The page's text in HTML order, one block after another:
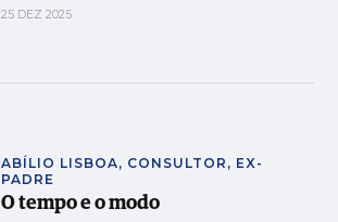
25 DEZ 2025
ABÍLIO LISBOA, CONSULTOR, EX-
PADRE
O tempo e o modo